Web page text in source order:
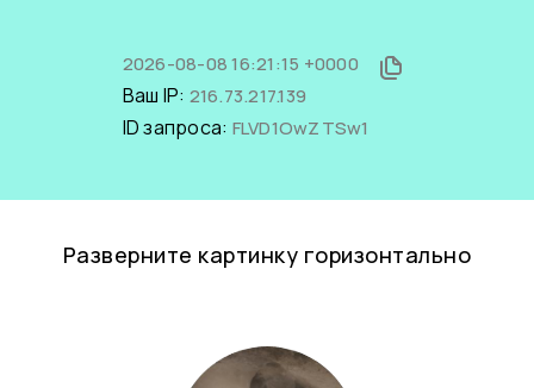
2026-08-08 16:21:15 +0000
Ваш IP: 216.73.217.139
ID запроса: FLVD1OwZTSw1
Разверните картинку горизонтально